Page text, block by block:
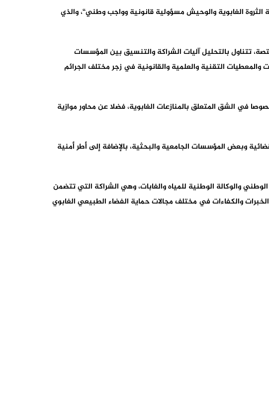
يوما دراسيا حول موضوع: “حماية الثروة الغابوية والوحيش مسؤولية قانونية وواجب وطني“، والذي
تتناول بالتحليل آليات الشراكة والتنسيق بين المؤسسات
التقنية والعلمية والقانونية في زجر مختلف الجرائم
في الشق المتعلق بالمنازعات الغابوية، فضلا عن محاور موازية
وبعض المؤسسات الجامعية والبحثية، بالإضافة إلى أطر أمنية
والوكالة الوطنية للمياه والغابات، وهي الشراكة التي تتضمن
والكفاءات في مختلف مجالات حماية الفضاء الطبيعي الغابوي